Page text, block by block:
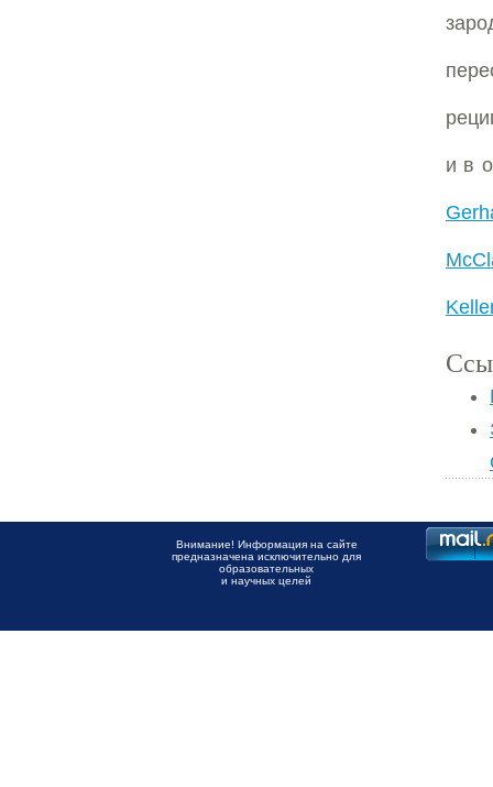
и в
Внимание! Информация на сайте
предназначена исключительно для
образовательных
и научных целей